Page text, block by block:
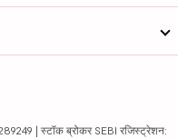
| स्टॉक ब्रोकर SEBI रजिस्ट्रेशन: